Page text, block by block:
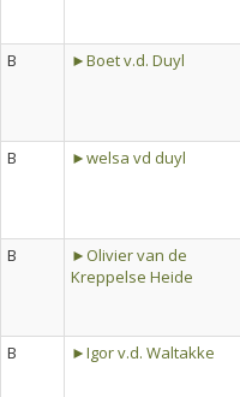
B
►Boet v.d. Duyl
B
►welsa vd duyl
B
►Olivier van de
Kreppelse Heide
B
►Igor v.d. Waltakke